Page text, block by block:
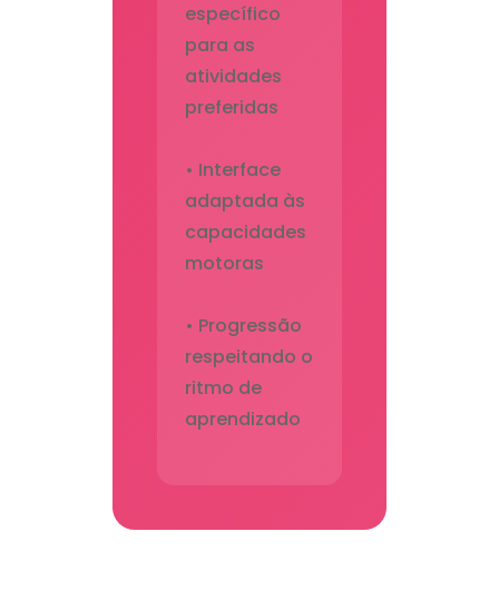
específico
para as
atividades
preferidas
• Interface
adaptada às
capacidades
motoras
• Progressão
respeitando o
ritmo de
aprendizado